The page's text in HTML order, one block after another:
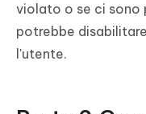
violato o se ci sono
potrebbe
l'utente.